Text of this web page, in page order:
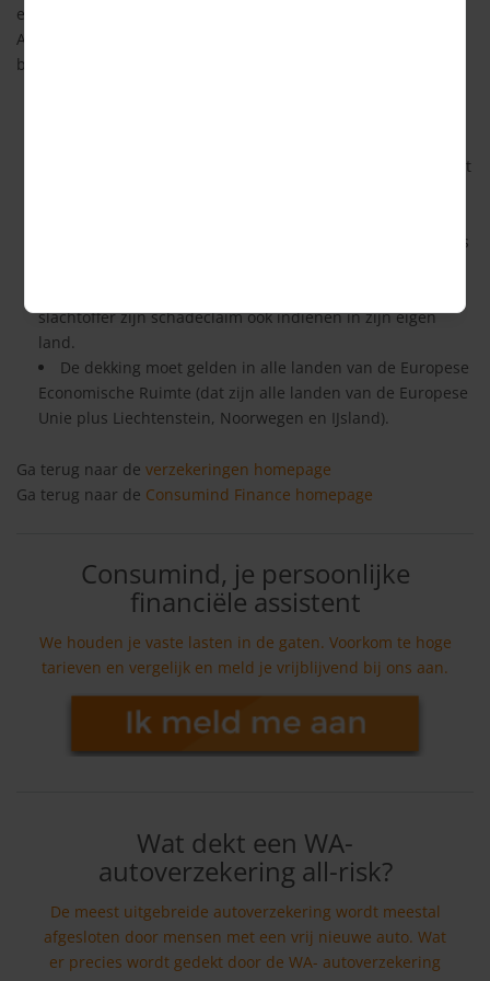
eisen voldoen. Deze eisen zijn vastgelegd in de WAM: de Wet
Aansprakelijkheidsverzekering Motorrijtuigen. Dit zijn de
belangrijkste eisen:
5,6 miljoen euro per gebeurtenis. In sommige landen geldt
De verzekerde som bij materiële schade (zaakschade) is
slachtoffer zijn schadeclaim ook indienen in zijn eigen
land.
De dekking moet gelden in alle landen van de Europese
Economische Ruimte (dat zijn alle landen van de Europese
Unie plus Liechtenstein, Noorwegen en IJsland).
Ga terug naar de verzekeringen homepage
Ga terug naar de Consumind Finance homepage
Consumind, je persoonlijke
financiële assistent
We houden je vaste lasten in de gaten. Voorkom te hoge
tarieven en vergelijk en meld je vrijblijvend bij ons aan.
Wat dekt een WA-
autoverzekering all-risk?
De meest uitgebreide autoverzekering wordt meestal
afgesloten door mensen met een vrij nieuwe auto. Wat
er precies wordt gedekt door de WA- autoverzekering